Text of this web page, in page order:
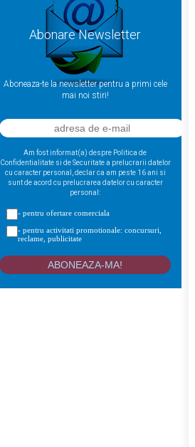
Abonare Newsletter
Aboneaza-te la newsletter pentru a primi cele
mai noi stiri!
Am fost informat(a) despre Politica de
Confidentialitate si de Securitate a prelucrarii datelor
cu caracter personal, declar ca am peste 16 ani si
sunt de acord cu prelucrarea datelor cu caracter
personal:
- pentru ofertare comerciala
- pentru activitati promotionale: concursuri,
reclame, publicitate